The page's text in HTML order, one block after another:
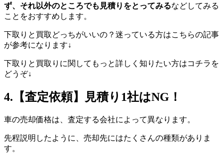
ず、それ以外のところでも見積りをとってみるなどしてみる
ことをおすすめします。
下取りと買取どっちがいいの？迷っている方はこちらの記事
が参考になります↓
下取りと買取りに関してもっと詳しく知りたい方はコチラを
どうぞ↓
4.【査定依頼】見積り1社はNG！
車の売却価格は、査定する会社によって異なります。
先程説明したように、売却先にはたくさんの種類がありま
す。